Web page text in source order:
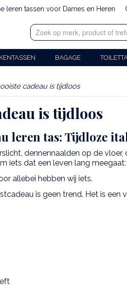
leren tassen voor Dames en Heren
BAGAGE
cadeau is tijdloos
is tijdloos
leren tas: Tijdloze
dennennaalden op de vloer,
iets dat een leven lang meegaat:
allebei hebben wij iets.
is geen trend. Het is